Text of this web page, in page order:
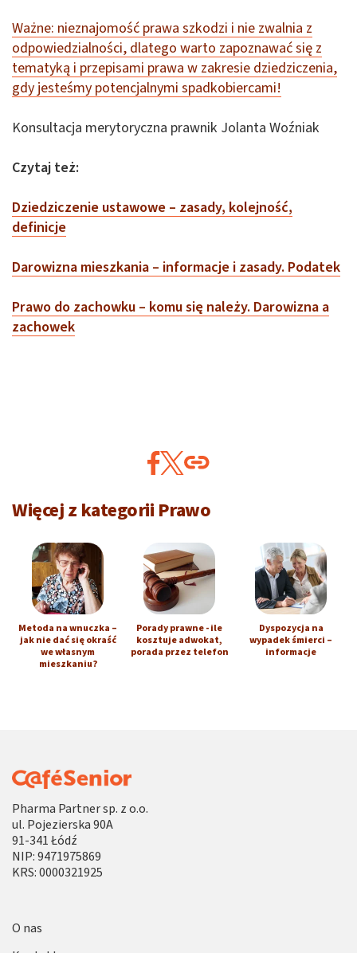
Ważne: nieznajomość prawa szkodzi i nie zwalnia z
odpowiedzialności, dlatego warto zapoznawać się z
tematyką i przepisami prawa w zakresie dziedziczenia,
gdy jesteśmy potencjalnymi spadkobiercami!
Konsultacja merytoryczna prawnik Jolanta Woźniak
Czytaj też:
Dziedziczenie ustawowe – zasady, kolejność,
definicje
Darowizna mieszkania – informacje i zasady. Podatek
Prawo do zachowku – komu się należy. Darowizna a
zachowek
Więcej z kategorii Prawo
Metoda na wnuczka –
jak nie dać się okraść
we własnym
mieszkaniu?
Porady prawne - ile
kosztuje adwokat,
porada przez telefon
Dyspozycja na
wypadek śmierci –
informacje
Pharma Partner sp. z o.o.
ul. Pojezierska 90A
91-341 Łódź
NIP: 9471975869
KRS: 0000321925
O nas